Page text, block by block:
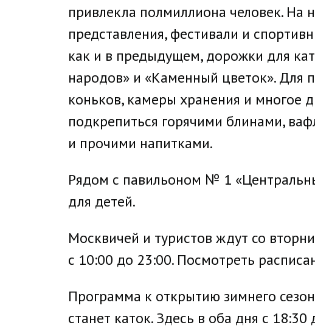
привлекла полмиллиона человек. На
представления, фестивали и
как и в предыдущем, дорожки для
народов» и «Каменный цветок». Для
коньков, камеры хранения и многое
подкрепиться горячими блинами,
и прочими напитками.
Рядом с павильоном № 1
для детей.
Москвичей и туристов ждут со
с 10:00 до 23:00. Посмотреть
Программа к открытию зимнего
станет каток. Здесь в оба дня с